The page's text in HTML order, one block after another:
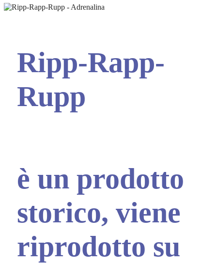
Ripp-Rapp-
Rupp
è un prodotto
storico, viene
riprodotto su